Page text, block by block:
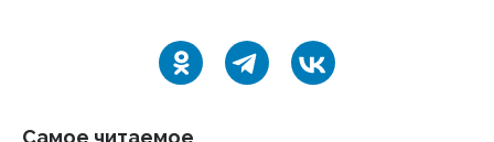
Самое читаемое